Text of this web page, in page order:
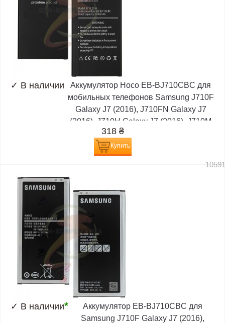
✓ В наличии
Аккумулятор Hoco EB-BJ710CBC для
мобильных телефонов Samsung J710F
Galaxy J7 (2016), J710FN Galaxy J7
(2016), J710H Galaxy J7 (2016), J710M
Galaxy J7
318 ₴
Купить
✓ В наличии*
Аккумулятор EB-BJ710CBC для
Samsung J710F Galaxy J7 (2016),